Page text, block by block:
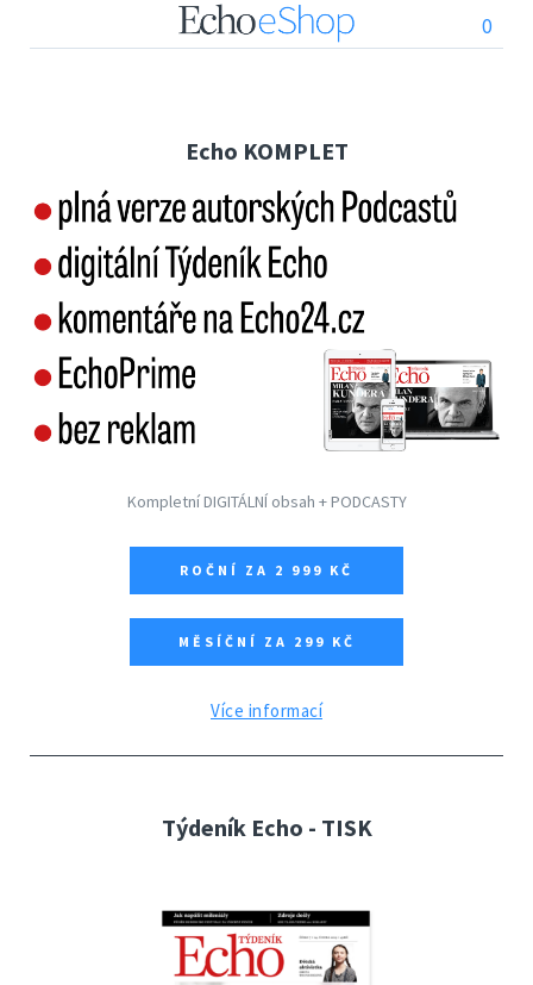
0
Echo KOMPLET
Kompletní DIGITÁLNÍ obsah + PODCASTY
ROČNÍ ZA 2 999 KČ
MĚSÍČNÍ ZA 299 KČ
Více informací
Týdeník Echo - TISK